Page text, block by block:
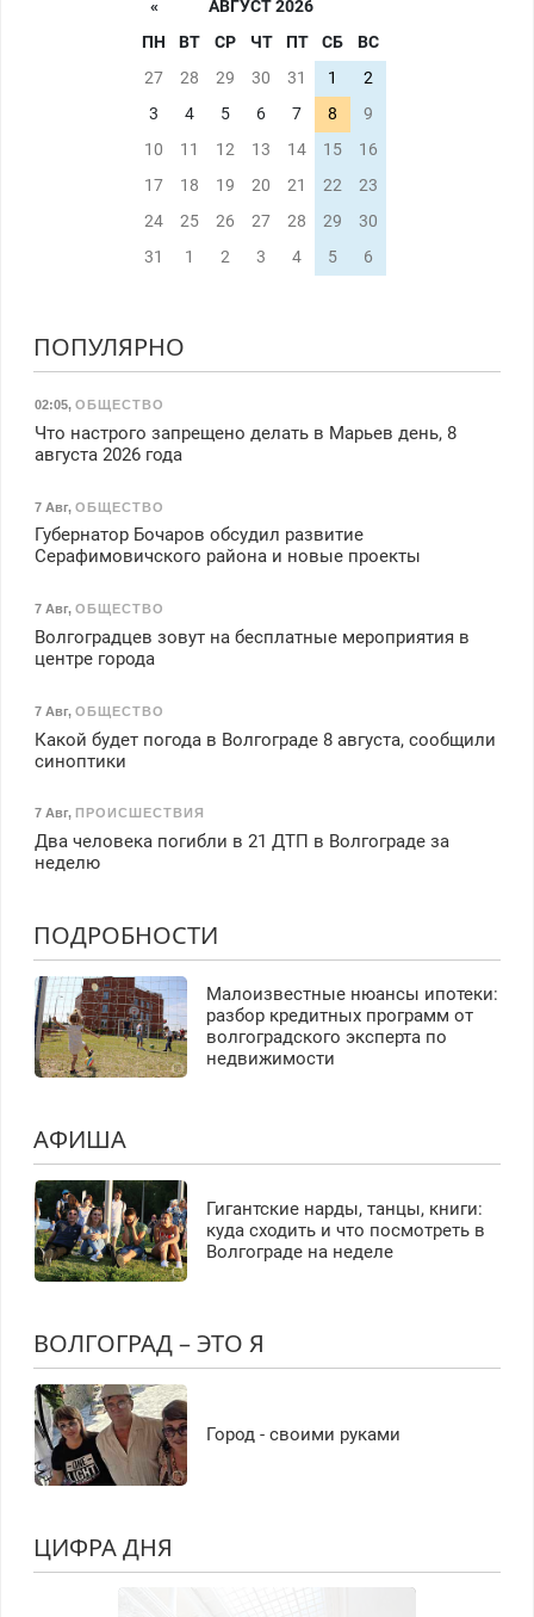
«
АВГУСТ 2026
ПН
ВТ СР ЧТ ПТ СБ
ВС
27
28 29 30 31 1
2
3
4 5 6 7 8
9
10
11 12 13 14 15
16
17
18 19 20 21 22
23
24
25 26 27 28 29
30
31
1 2 3 4 5 6
ПОПУЛЯРНО
02:05, ОБЩЕСТВО
Что настрого запрещено делать в Марьев день, 8
августа 2026 года
7 Авг, ОБЩЕСТВО
Губернатор Бочаров обсудил развитие
Серафимовичского района и новые проекты
7 Авг, ОБЩЕСТВО
Волгоградцев зовут на бесплатные мероприятия в
центре города
7 Авг, ОБЩЕСТВО
Какой будет погода в Волгограде 8 августа, сообщили
синоптики
7 Авг, ПРОИСШЕСТВИЯ
Два человека погибли в 21 ДТП в Волгограде за
неделю
ПОДРОБНОСТИ
Малоизвестные нюансы ипотеки:
разбор кредитных программ от
волгоградского эксперта по
недвижимости
АФИША
Гигантские нарды, танцы, книги:
куда сходить и что посмотреть в
Волгограде на неделе
ВОЛГОГРАД – ЭТО Я
Город - своими руками
ЦИФРА ДНЯ